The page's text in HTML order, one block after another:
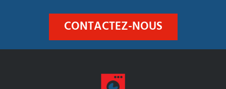
CONTACTEZ-NOUS